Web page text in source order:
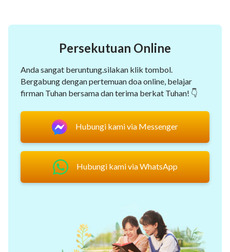
Persekutuan Online
Anda sangat beruntung.silakan klik tombol.
Bergabung dengan pertemuan doa online, belajar
firman Tuhan bersama dan terima berkat Tuhan! 👇
Hubungi kami via Messenger
Hubungi kami via WhatsApp